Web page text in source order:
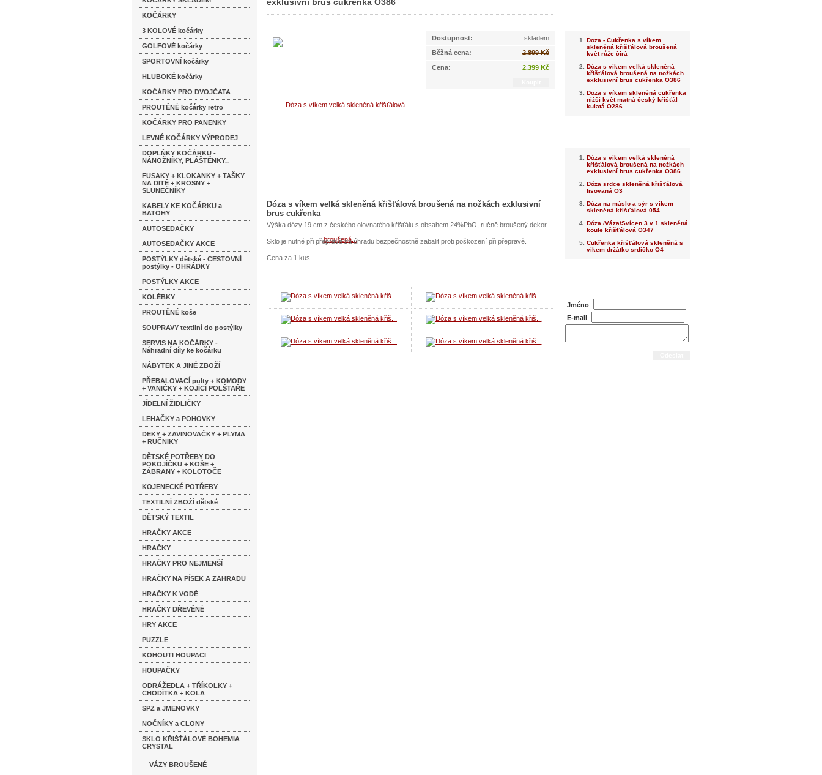
KOČÁRKY
3 KOLOVÉ kočárky
GOLFOVÉ kočárky
SPORTOVNÍ kočárky
HLUBOKÉ kočárky
KOČÁRKY PRO DVOJČATA
PROUTĚNÉ kočárky retro
KOČÁRKY PRO PANENKY
LEVNÉ KOČÁRKY VÝPRODEJ
DOPLŇKY KOČÁRKU -
NÁNOŽNÍKY, PLÁŠTĚNKY..
FUSAKY + KLOKANKY + TAŠKY
NA DITĚ + KROSNY +
SLUNEČNÍKY
KABELY KE KOČÁRKU a
BATOHY
AUTOSEDAČKY
AUTOSEDAČKY AKCE
POSTÝLKY dětské - CESTOVNÍ
postýlky - OHRÁDKY
POSTÝLKY AKCE
KOLÉBKY
PROUTĚNÉ koše
SOUPRAVY textilní do postýlky
SERVIS NA KOČÁRKY -
Náhradní díly ke kočárku
NÁBYTEK A JINÉ ZBOŽÍ
PŘEBALOVACÍ pulty + KOMODY
+ VANIČKY + KOJÍCÍ POLŠTAŘE
JÍDELNÍ ŽIDLIČKY
LEHAČKY a POHOVKY
DEKY + ZAVINOVAČKY + PLYMA
+ RUČNIKY
DĚTSKÉ POTŘEBY DO
POKOJÍČKU + KOŠE +
ZÁBRANY + KOLOTOČE
KOJENECKÉ POTŘEBY
TEXTILNÍ ZBOŽÍ dětské
DĚTSKÝ TEXTIL
HRAČKY AKCE
HRAČKY
HRAČKY PRO NEJMENŠÍ
HRAČKY NA PÍSEK A ZAHRADU
HRAČKY K VODĚ
HRAČKY DŘEVĚNÉ
HRY AKCE
PUZZLE
KOHOUTI HOUPACI
HOUPAČKY
ODRÁŽEDLA + TŘÍKOLKY +
CHODÍTKA + KOLA
SPZ a JMENOVKY
NOČNÍKY a CLONY
SKLO KŘIŠŤÁLOVÉ BOHEMIA
CRYSTAL
VÁZY BROUŠENÉ
O386
Dostupnost:
skladem
Běžná cena:
2.899 Kč
Cena:
2.399 Kč
Dóza s víkem velká skleněná křišťálová broušená na nožkách exklusivní
brus cukřenka
Výška dózy 19 cm z českého olovnatého křišťálu s obsahem 24%PbO, ručně broušený dekor.
Sklo je nutné při přepravě za úhradu bezpečnostně zabalit proti poškození při přepravě.
Cena za 1 kus
Doza - Cukřenka s víkem
skleněná křišťálová broušená
květ růže čirá
Dóza s víkem velká skleněná
křišťálová broušená na nožkách
exklusivní brus cukřenka O386
Doza s víkem skleněná cukřenka
nižší květ matná český křišťál
kulatá O286
Dóza s víkem velká skleněná
křišťálová broušená na nožkách
exklusivní brus cukřenka O386
Dóza srdce skleněná křišťálová
lisovaná O3
Dóza na máslo a sýr s víkem
skleněná křišťálová 054
Dóza /Váza/Svícen 3 v 1 skleněná
koule křišťálová O347
Cukřenka křišťálová skleněná s
víkem držátko srdíčko O4
Jméno
E-mail